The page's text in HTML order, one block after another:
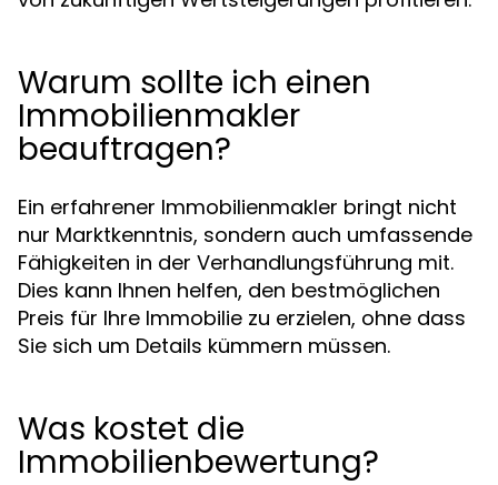
Warum sollte ich einen
Immobilienmakler
beauftragen?
Ein erfahrener Immobilienmakler bringt nicht
nur Marktkenntnis, sondern auch umfassende
Fähigkeiten in der Verhandlungsführung mit.
Dies kann Ihnen helfen, den bestmöglichen
Preis für Ihre Immobilie zu erzielen, ohne dass
Sie sich um Details kümmern müssen.
Was kostet die
Immobilienbewertung?